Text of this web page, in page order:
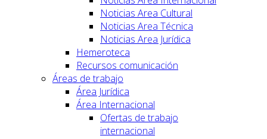
Noticias Area Cultural
Noticias Area Técnica
Noticias Area Jurídica
Hemeroteca
Recursos comunicación
Áreas de trabajo
Área Jurídica
Área Internacional
Ofertas de trabajo
internacional